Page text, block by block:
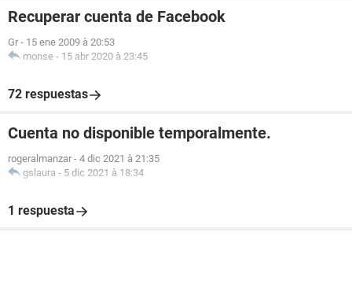
Recuperar cuenta de Facebook
Gr - 15 ene 2009 à 20:53
monse - 15 abr 2020 à 23:45
72 respuestas
Cuenta no disponible temporalmente.
rogeralmanzar - 4 dic 2021 à 21:35
gslaura - 5 dic 2021 à 18:34
1 respuesta